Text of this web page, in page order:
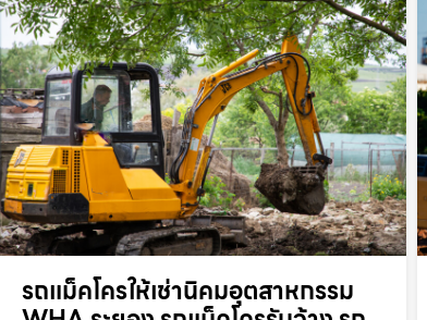
รถแม็คโครให้เช่านิคมอุตสาหกรรม